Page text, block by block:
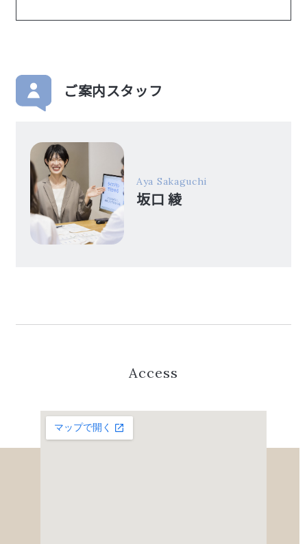
ご案内スタッフ
Aya Sakaguchi
坂口 綾
Access